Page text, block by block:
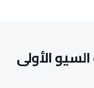
الأولى